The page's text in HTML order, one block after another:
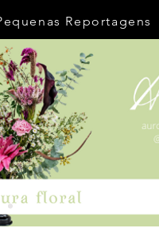
Reportagens